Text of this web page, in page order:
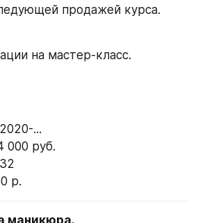
на мастер-класс.
...
000 руб.
р.
маникюра.